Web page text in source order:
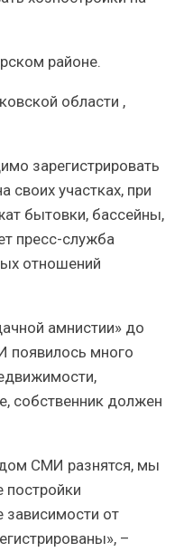
районе.
области ,
зарегистрировать
своих участках, при
бытовки, бассейны,
пресс-служба
отношений
амнистии» до
появилось много
собственник должен
СМИ разнятся, мы
постройки
зависимости от
–